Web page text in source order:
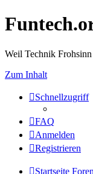
Weil Technik
Zum Inhalt
Schnellzugriff
FAQ
Anmelden
Registrieren
Startseite